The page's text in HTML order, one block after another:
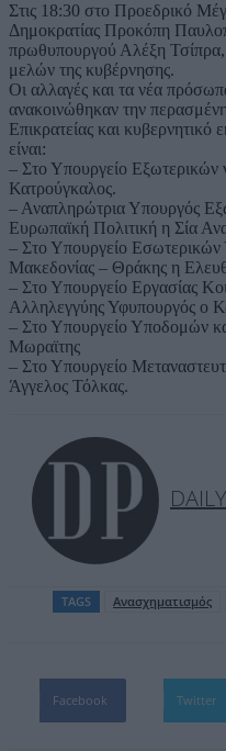
Στις 18:30 στο Προεδρικό
Δημοκρατίας Προκόπη
πρωθυπουργού Αλέξη
μελών της κυβέρνησης.
Οι αλλαγές και τα νέα
ανακοινώθηκαν την
Επικρατείας και
είναι:
– Στο Υπουργείο Εξωτερικών
Κατρούγκαλος.
– Αναπληρώτρια Υπουργός
Ευρωπαϊκή Πολιτική η Σία
– Στο Υπουργείο Εσωτερικών
Μακεδονίας – Θράκης η
– Στο Υπουργείο Εργασίας
Αλληλεγγύης Υφυπουργός ο
– Στο Υπουργείο Υποδομών
Μωραϊτης
– Στο Υπουργείο
Άγγελος Τόλκας.
TAGS Ανασχηματισμός
Facebook Twitter